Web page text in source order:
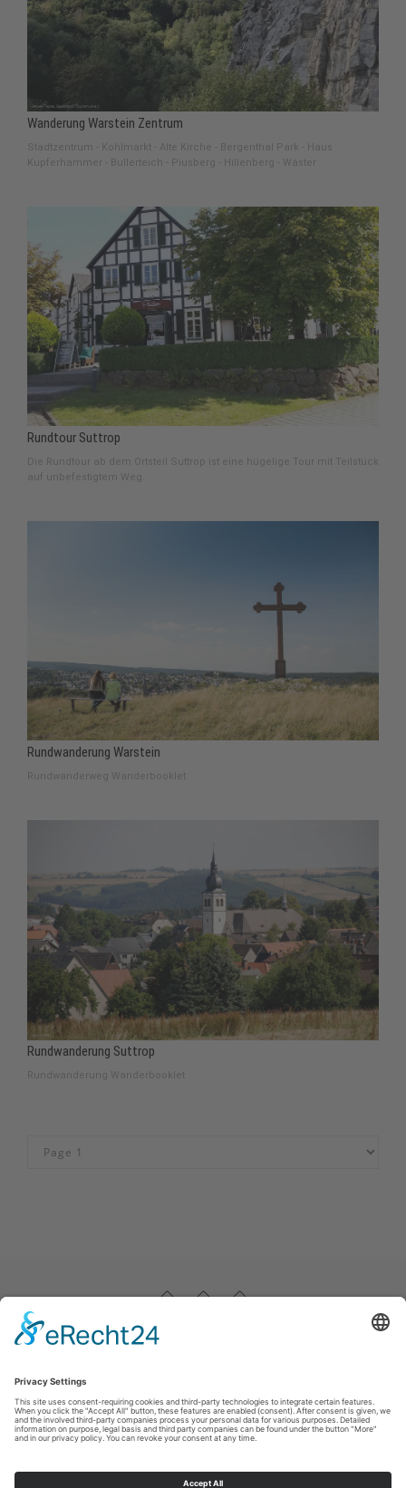
Wanderung Warstein Zentrum
Stadtzentrum - Kohlmarkt - Alte Kirche - Bergenthal Park - Haus
Kupferhammer - Bullerteich - Piusberg - Hillenberg - Wäster
Rundtour Suttrop
Die Rundtour ab dem Ortsteil Suttrop ist eine hügelige Tour mit Teilstück
auf unbefestigtem Weg.
Rundwanderung Warstein
Rundwanderweg Wanderbooklet
Rundwanderung Suttrop
Rundwanderung Wanderbooklet
Impressum
Stadtmarketing Warstein e.V. Dieplohstraße 1 59581 Warstein